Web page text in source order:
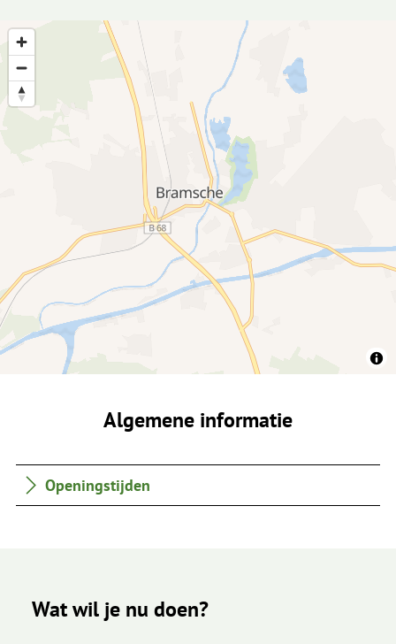
Algemene informatie
Openingstijden
Wat wil je nu doen?